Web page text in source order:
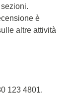
è
altre attività
123 4801.